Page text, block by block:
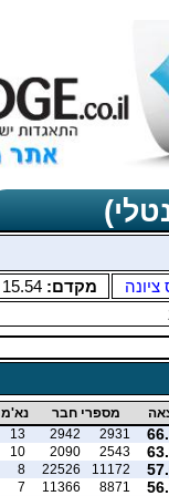
ציונה מקדם:15.54
מספרי חבר
נא'מ
2931
2942
13
2543
2090
10
11172
22526
8
8871
11366
7